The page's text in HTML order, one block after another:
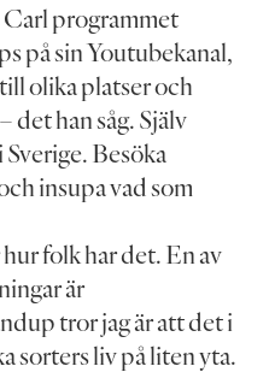
programmet
på sin Youtubekanal,
olika platser och
det han såg. Själv
Besöka
insupa vad som
folk har det. En av
är
tror jag är att det i
sorters liv på liten yta.